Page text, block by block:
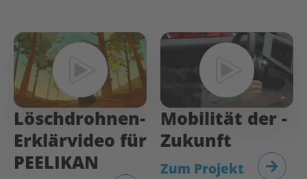
Löschdrohnen-
Erklärvideo für
PEELIKAN
Mobilität­ der­ ­
Zukunft
Zum Projekt